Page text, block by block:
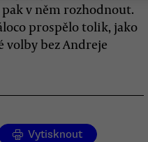
v něm rozhodnout.
prospělo tolik, jako
bez Andreje
Vytisknout